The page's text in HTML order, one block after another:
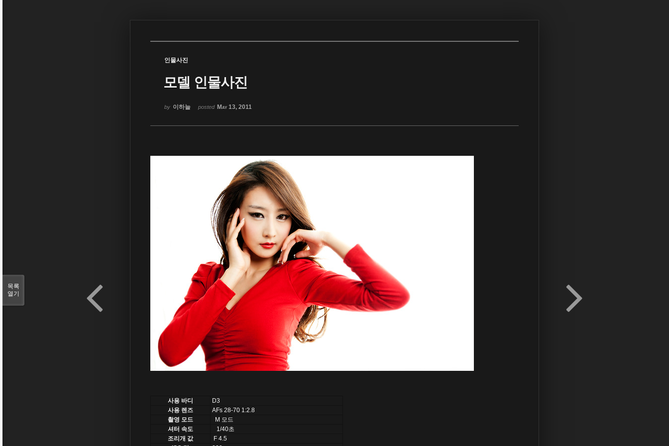
인물사진
모델 인물사진
by 이하늘 posted May 13, 2011
사용 바디
D3
사용 렌즈
AFs 28-70 1:2.8
촬영 모드
M 모드
셔터 속도
1/40초
조리개 값
F 4.5
목록
열기
Sketchbook5, 스케치북5
Sketchbook5, 스케치북5